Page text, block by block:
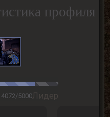
профиля
4072/5000Лидер